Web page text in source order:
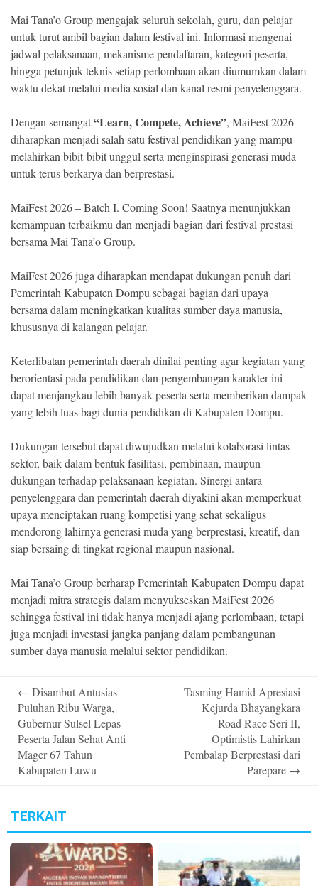
Mai Tana’o Group mengajak seluruh sekolah, guru, dan pelajar
untuk turut ambil bagian dalam festival ini. Informasi mengenai
jadwal pelaksanaan, mekanisme pendaftaran, kategori peserta,
hingga petunjuk teknis setiap perlombaan akan diumumkan dalam
waktu dekat melalui media sosial dan kanal resmi penyelenggara.
Dengan semangat“Learn, Compete, Achieve”, MaiFest 2026
diharapkan menjadi salah satu festival pendidikan yang mampu
melahirkan bibit-bibit unggul serta menginspirasi generasi muda
untuk terus berkarya dan berprestasi.
MaiFest 2026 – Batch I. Coming Soon! Saatnya menunjukkan
kemampuan terbaikmu dan menjadi bagian dari festival prestasi
bersama Mai Tana’o Group.
MaiFest 2026 juga diharapkan mendapat dukungan penuh dari
Pemerintah Kabupaten Dompu sebagai bagian dari upaya
bersama dalam meningkatkan kualitas sumber daya manusia,
khususnya di kalangan pelajar.
Keterlibatan pemerintah daerah dinilai penting agar kegiatan yang
berorientasi pada pendidikan dan pengembangan karakter ini
dapat menjangkau lebih banyak peserta serta memberikan dampak
yang lebih luas bagi dunia pendidikan di Kabupaten Dompu.
Dukungan tersebut dapat diwujudkan melalui kolaborasi lintas
sektor, baik dalam bentuk fasilitasi, pembinaan, maupun
dukungan terhadap pelaksanaan kegiatan. Sinergi antara
penyelenggara dan pemerintah daerah diyakini akan memperkuat
upaya menciptakan ruang kompetisi yang sehat sekaligus
mendorong lahirnya generasi muda yang berprestasi, kreatif, dan
siap bersaing di tingkat regional maupun nasional.
Mai Tana’o Group berharap Pemerintah Kabupaten Dompu dapat
menjadi mitra strategis dalam menyukseskan MaiFest 2026
sehingga festival ini tidak hanya menjadi ajang perlombaan, tetapi
juga menjadi investasi jangka panjang dalam pembangunan
sumber daya manusia melalui sektor pendidikan.
navigation
← Disambut Antusias
Puluhan Ribu Warga,
Gubernur Sulsel Lepas
Peserta Jalan Sehat Anti
Mager 67 Tahun
Kabupaten Luwu
Tasming Hamid Apresiasi
Kejurda Bhayangkara
Road Race Seri II,
Optimistis Lahirkan
Pembalap Berprestasi dari
Parepare →
TERKAIT